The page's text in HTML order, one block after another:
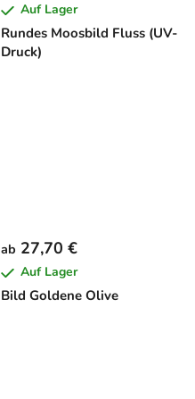
Rundes Moosbild Fluss (UV-
Druck)
Auf Lager
Bild Goldene Olive
ab 27,70 €
Auf Lager